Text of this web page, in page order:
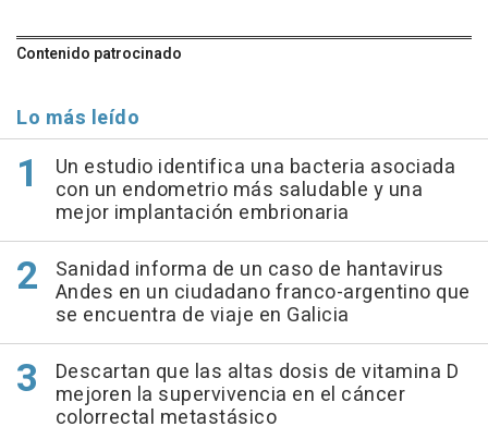
Contenido patrocinado
Lo más leído
Un estudio identifica una bacteria asociada
con un endometrio más saludable y una
mejor implantación embrionaria
Sanidad informa de un caso de hantavirus
Andes en un ciudadano franco-argentino que
se encuentra de viaje en Galicia
Descartan que las altas dosis de vitamina D
mejoren la supervivencia en el cáncer
colorrectal metastásico